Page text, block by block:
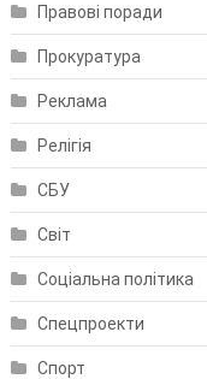
Правові поради
Прокуратура
Реклама
Релігія
СБУ
Світ
Соціальна політика
Спецпроекти
Спорт